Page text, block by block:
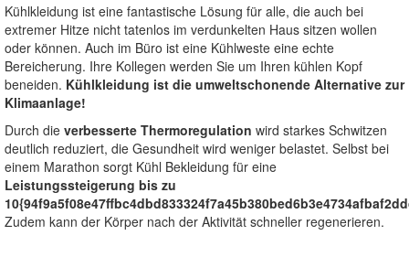
Kühlkleidung ist eine fantastische Lösung für alle, die auch bei
extremer Hitze nicht tatenlos im verdunkelten Haus sitzen wollen
oder können. Auch im Büro ist eine Kühlweste eine echte
Bereicherung. Ihre Kollegen werden Sie um Ihren kühlen Kopf
beneiden. Kühlkleidung ist die umweltschonende Alternative zur
Klimaanlage!
Durch die verbesserte Thermoregulation wird starkes Schwitzen
deutlich reduziert, die Gesundheit wird weniger belastet. Selbst bei
einem Marathon sorgt Kühl Bekleidung für eine
Leistungssteigerung bis zu
Zudem kann der Körper nach der Aktivität schneller regenerieren.